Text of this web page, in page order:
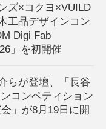
ズ×コクヨ×VUILD
工品デザインコン
Digi Fab
」を初開催
らが登壇、「長谷
コンペティション
」が8月19日に開